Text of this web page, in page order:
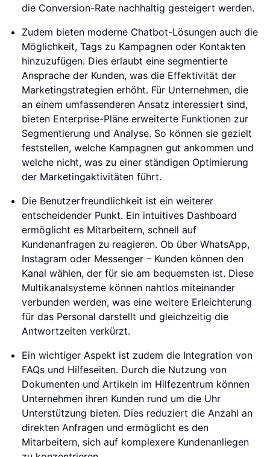
die Conversion-Rate nachhaltig gesteigert werden.
Zudem bieten moderne Chatbot-Lösungen auch die
Möglichkeit, Tags zu Kampagnen oder Kontakten
hinzuzufügen. Dies erlaubt eine segmentierte
Ansprache der Kunden, was die Effektivität der
Marketingstrategien erhöht. Für Unternehmen, die
an einem umfassenderen Ansatz interessiert sind,
bieten Enterprise-Pläne erweiterte Funktionen zur
Segmentierung und Analyse. So können sie gezielt
feststellen, welche Kampagnen gut ankommen und
welche nicht, was zu einer ständigen Optimierung
der Marketingaktivitäten führt.
Die Benutzerfreundlichkeit ist ein weiterer
entscheidender Punkt. Ein intuitives Dashboard
ermöglicht es Mitarbeitern, schnell auf
Kundenanfragen zu reagieren. Ob über WhatsApp,
Instagram oder Messenger – Kunden können den
Kanal wählen, der für sie am bequemsten ist. Diese
Multikanalsysteme können nahtlos miteinander
verbunden werden, was eine weitere Erleichterung
für das Personal darstellt und gleichzeitig die
Antwortzeiten verkürzt.
Ein wichtiger Aspekt ist zudem die Integration von
FAQs und Hilfeseiten. Durch die Nutzung von
Dokumenten und Artikeln im Hilfezentrum können
Unternehmen ihren Kunden rund um die Uhr
Unterstützung bieten. Dies reduziert die Anzahl an
direkten Anfragen und ermöglicht es den
Mitarbeitern, sich auf komplexere Kundenanliegen